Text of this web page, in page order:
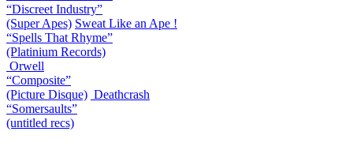
“Discreet Industry”
(Super Apes) Sweat Like an Ape !
“Spells That Rhyme”
(Platinium Records)
Orwell
“Composite”
(Picture Disque) Deathcrash
“Somersaults”
(untitled recs)